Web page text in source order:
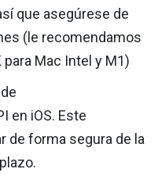
que asegúrese de
(le recomendamos
Mac Intel y M1)
en iOS. Este
de forma segura de la